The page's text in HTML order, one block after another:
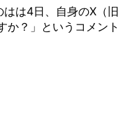
は4日、自身のX（旧
？」というコメント